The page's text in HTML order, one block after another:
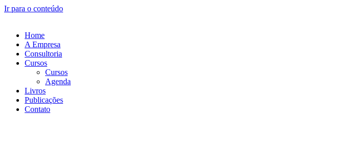
Ir para o conteúdo
Home
A Empresa
Consultoria
Cursos
Cursos
Agenda
Livros
Publicações
Contato